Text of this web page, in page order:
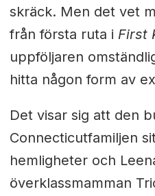
skräck. Men det vet
från första ruta i First
uppföljaren
hitta någon form av
Det visar sig att den
Connecticutfamiljen
hemligheter och
överklassmamman